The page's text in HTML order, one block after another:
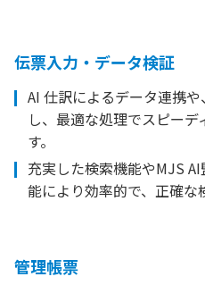
伝票入力・データ検証
AI 仕訳によるデータ連携
し、最適な処理でスピー
す。
充実した検索機能やMJS
能により効率的で、正確な
管理帳票